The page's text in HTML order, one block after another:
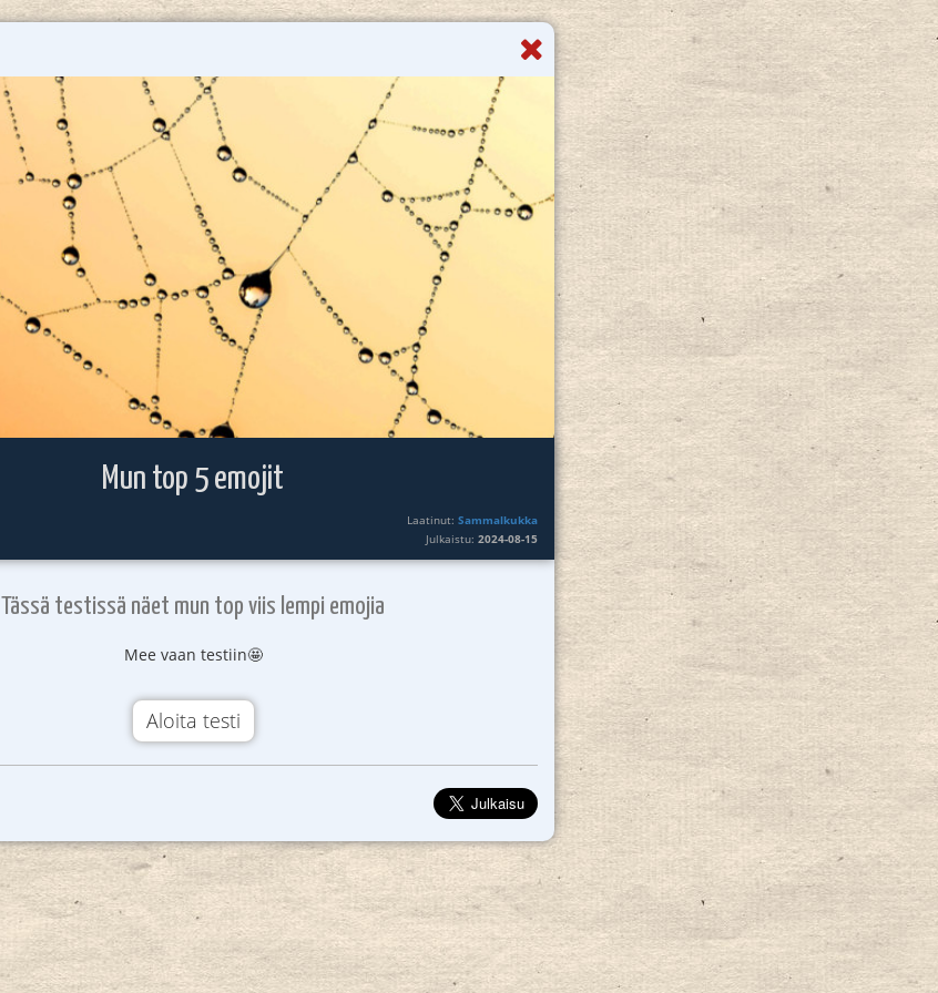
Mun top 5 emojit
Laatinut:Sammalkukka
Julkaistu:2024-08-15
Tässä testissä näet mun top viis lempi emojia
Mee vaan testiin🤩
Aloita testi